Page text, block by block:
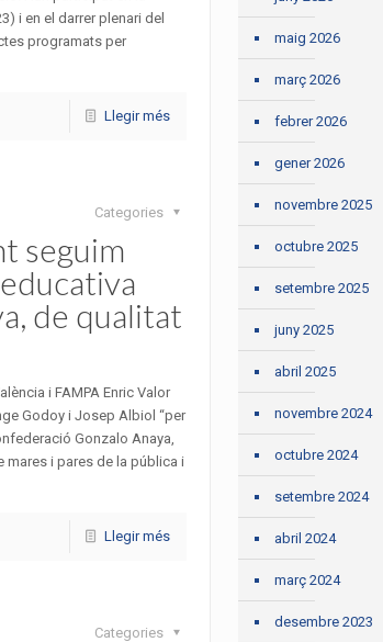
i en el darrer plenari del
programats per
Llegir més
Categories
seguim
de qualitat
i FAMPA Enric Valor
Godoy i Josep Albiol “per
Gonzalo Anaya,
mares i pares de la pública i
Llegir més
Categories
maig 2026
març 2026
febrer 2026
gener 2026
novembre 2025
octubre 2025
setembre 2025
juny 2025
abril 2025
novembre 2024
octubre 2024
setembre 2024
abril 2024
març 2024
desembre 2023